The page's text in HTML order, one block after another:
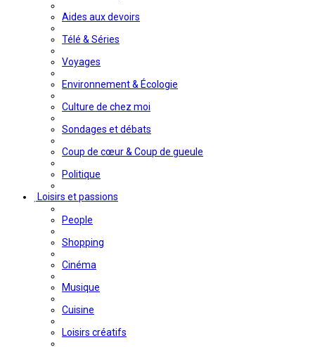
Aides aux devoirs
Télé & Séries
Voyages
Environnement & Écologie
Culture de chez moi
Sondages et débats
Coup de cœur & Coup de gueule
Politique
Loisirs et passions
People
Shopping
Cinéma
Musique
Cuisine
Loisirs créatifs